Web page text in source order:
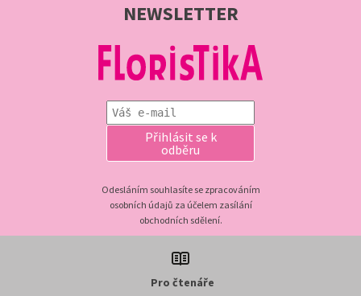
NEWSLETTER
Přihlásit se k
odběru
Odesláním souhlasíte se zpracováním
osobních údajů za účelem zasílání
obchodních sdělení.
Pro čtenáře